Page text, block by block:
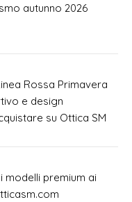
autunno 2026
Rossa Primavera
e design
su Ottica SM
modelli premium ai